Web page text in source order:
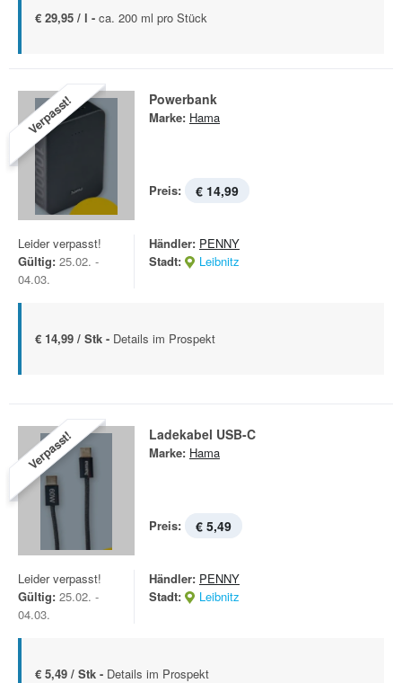
€ 29,95 / l - ca. 200 ml pro Stück
Verpasst! Powerbank
Marke: Hama
Preis: € 14,99
Leider verpasst!
Gültig: 25.02. -
04.03.
Händler: PENNY
Stadt:
Leibnitz
€ 14,99 / Stk - Details im Prospekt
Verpasst! Ladekabel USB-C
Marke: Hama
Preis: € 5,49
Leider verpasst!
Gültig: 25.02. -
04.03.
Händler: PENNY
Stadt:
Leibnitz
€ 5,49 / Stk - Details im Prospekt